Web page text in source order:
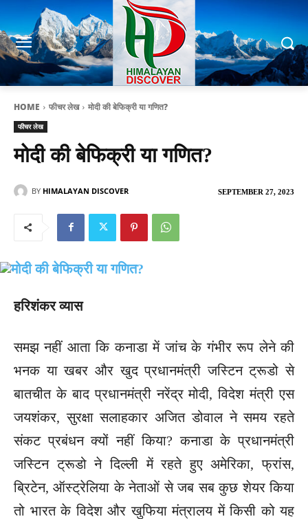
HOME फीचर लेख मोदी की बेफिक्री या गणित?
फीचर लेख
मोदी की बेफिक्री या गणित?
SEPTEMBER 27, 2023
BY HIMALAYAN DISCOVER
हरिशंकर व्यास
समझ नहीं आता कि कनाडा में जांच के गंभीर रूप लेने की
भनक या खबर और खुद प्रधानमंत्री जस्टिन ट्रूडो से
बातचीत के बाद प्रधानमंत्री नरेंद्र मोदी, विदेश मंत्री एस
जयशंकर, सुरक्षा सलाहकार अजित डोवाल ने समय रहते
संकट प्रबंधन क्यों नहीं किया? कनाडा के प्रधानमंत्री
जस्टिन ट्रूडो ने दिल्ली में रहते हुए अमेरिका, फ्रांस,
ब्रिटेन, ऑस्ट्रेलिया के नेताओं से जब सब कुछ शेयर किया
तो भारत के विदेश और खुफिया मंत्रालय में किसी को यह